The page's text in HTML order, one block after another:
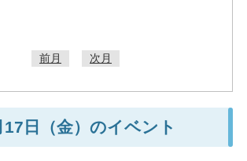
前月 次月
日（金）のイベント